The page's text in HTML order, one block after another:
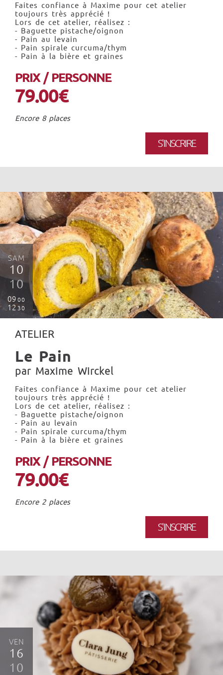
Faites confiance à Maxime pour cet atelier
toujours très apprécié !
Lors de cet atelier, réalisez :
- Baguette pistache/oignon
- Pain au levain
- Pain spirale curcuma/thym
- Pain à la bière et graines
PRIX / PERSONNE
79.00€
Encore 8 places
S'INSCRIRE
SAM
10
10
09 00
12 30
ATELIER
Le Pain
par Maxime Wirckel
Faites confiance à Maxime pour cet atelier
toujours très apprécié !
Lors de cet atelier, réalisez :
- Baguette pistache/oignon
- Pain au levain
- Pain spirale curcuma/thym
- Pain à la bière et graines
PRIX / PERSONNE
79.00€
Encore 2 places
S'INSCRIRE
VEN
16
10